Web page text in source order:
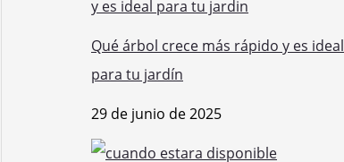
Qué árbol crece más rápido y es ideal
para tu jardín
29 de junio de 2025